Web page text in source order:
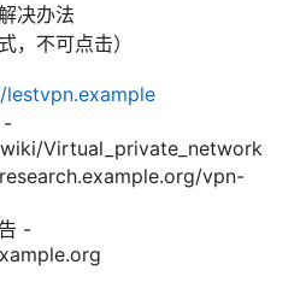
决办法
，不可点击）
-
Virtual_private_network
vpn-
-